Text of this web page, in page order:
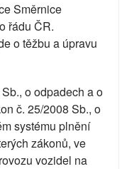
Směrnice
řádu ČR.
o těžbu a úpravu
o odpadech a o
č. 25/2008 Sb., o
systému plnění
zákonů, ve
vozidel na